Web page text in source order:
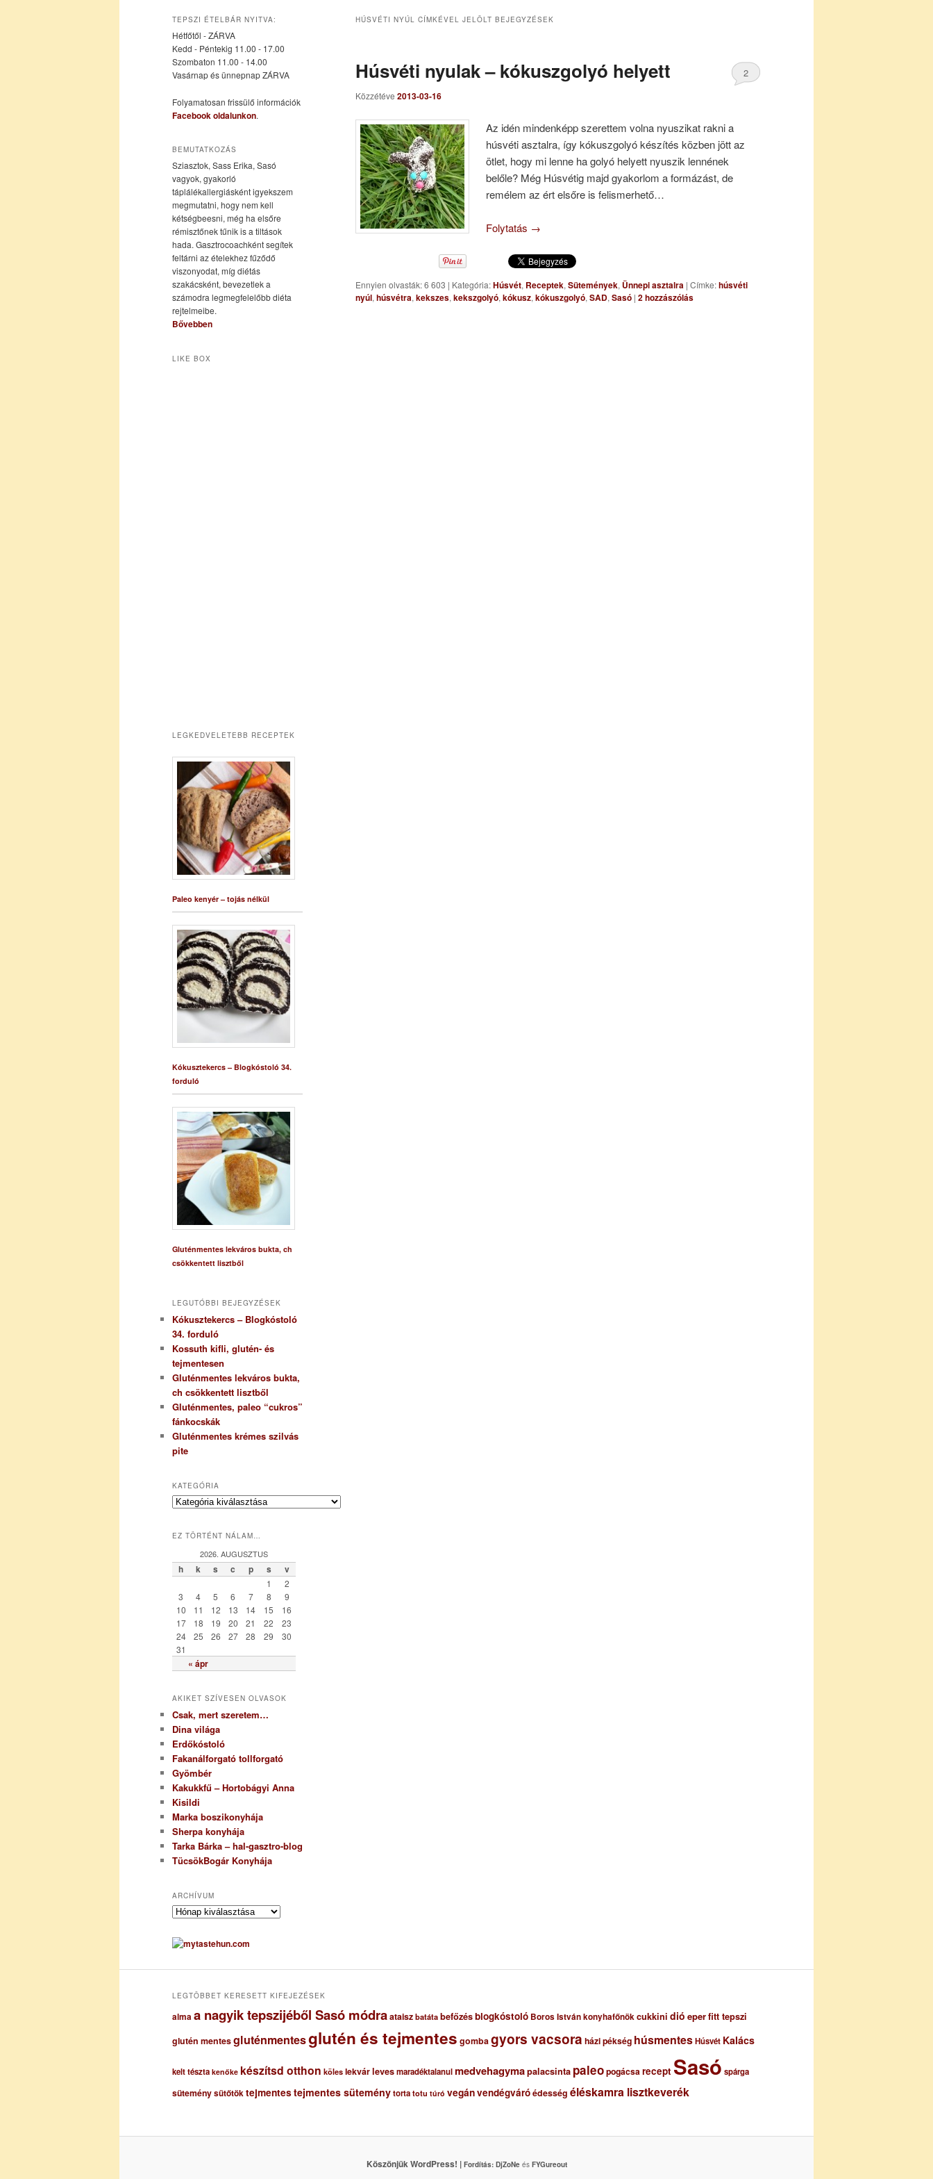
elsődleges
tartalomra
másodlagos
tartalomra
HÚSVÉTI NYÚL CÍMKÉVEL JELÖLT BEJEGYZÉSEK
Húsvéti nyulak – kókuszgolyó helyett
Közzétéve 2013-03-16
2
Az idén mindenképp szerettem volna nyuszikat rakni a
húsvéti asztalra, így kókuszgolyó készítés közben jött az
ötlet, hogy mi lenne ha golyó helyett nyuszik lennének
belőle? Még Húsvétig majd gyakorlom a formázást, de
remélem az ért elsőre is felismerhető…
Folytatás →
Ennyien olvasták: 6 603 | Kategória:Húsvét, Receptek, Sütemények, Ünnepi asztalra | Címke:húsvéti
nyúl, húsvétra, kekszes, kekszgolyó, kókusz, kókuszgolyó, SAD, Sasó | 2hozzászólás
TEPSZI ÉTELBÁR NYITVA:
Hétfőtől - ZÁRVA
Kedd - Péntekig 11.00 - 17.00
Szombaton 11.00 - 14.00
Vasárnap és ünnepnap ZÁRVA
Folyamatosan frissülő információk
Facebook oldalunkon.
BEMUTATKOZÁS
Sziasztok, Sass Erika, Sasó
vagyok, gyakorló
táplálékallergiásként igyekszem
megmutatni, hogy nem kell
kétségbeesni, még ha elsőre
rémisztőnek tűnik is a tiltások
hada. Gasztrocoachként segítek
feltárni az ételekhez fűződő
viszonyodat, míg diétás
szakácsként, bevezetlek a
számodra legmegfelelőbb diéta
rejtelmeibe.
Bővebben
LIKE BOX
LEGKEDVELETEBB RECEPTEK
Paleo kenyér – tojás nélkül
Kókusztekercs – Blogkóstoló 34.
forduló
Gluténmentes lekváros bukta, ch
csökkentett lisztből
LEGUTÓBBI BEJEGYZÉSEK
Kókusztekercs – Blogkóstoló
34. forduló
Kossuth kifli, glutén- és
tejmentesen
Gluténmentes lekváros bukta,
ch csökkentett lisztből
Gluténmentes, paleo “cukros”
fánkocskák
Gluténmentes krémes szilvás
pite
KATEGÓRIA
K
e
r
EZ TÖRTÉNT NÁLAM…
2026. AUGUSZTUS
h k s c p s v
« ápr
1
2
3
4 5 6 7 8
9
10
11 12 13 14 15
16
17
18 19 20 21 22
23
24
25 26 27 28 29
30
31
AKIKET SZÍVESEN OLVASOK
Csak, mert szeretem…
Dina világa
Erdőkóstoló
Fakanálforgató tollforgató
Gyömbér
Kakukkfű – Hortobágyi Anna
Kisildi
Marka boszikonyhája
Sherpa konyhája
Tarka Bárka – hal-gasztro-blog
TücsökBogár Konyhája
ARCHÍVUM
A
c
h
uLEGTÖBBET KERESETT KIFEJEZÉSEK
almaa nagyik tepszijéből Sasó módraataisz batáta befőzésblogkóstoló Boros István konyhafőnökcukkini dió eperfitt tepszi
glutén mentesgluténmentesglutén és tejmentes gombagyors vacsora házi pékség húsmentesHúsvét Kalács
kelt tészta kenőke készítsd otthon köles lekvárlevesmaradéktalanulmedvehagymapalacsinta paleopogácsarecept Sasó spárga
süteménysütőtöktejmentestejmentes süteménytorta totu túró vegánvendégváróédesség éléskamra lisztkeverék
Köszönjük WordPress! | Fordítás: DjZoNeés FYGureout